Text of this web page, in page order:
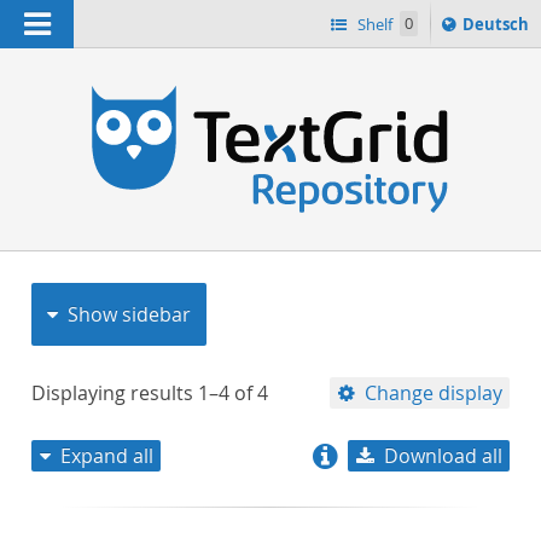
Navigation Shelf 0
Sprache
ï¿½ndern
Deutsch
Show sidebar
Displaying results 1–4 of4 Change display
Expand all Download all